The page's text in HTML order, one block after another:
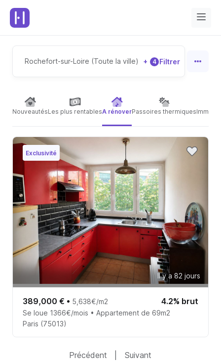
Rochefort-sur-Loire (Toute la ville) + 4 Filtrer
NouveautésLes plus rentablesA rénoverPassoires thermiques
Exclusivité
Il y a 82 jours
389,000 € • 5,638€/m2 4.2% brut
Se loue 1366€/mois • Appartement de 69m2
Paris (75013)
Précédent Suivant